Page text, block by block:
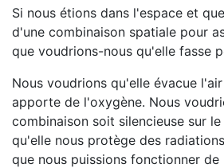
Si nous étions dans l'espace et
d'une combinaison spatiale pour
que voudrions-nous qu'elle fasse
Nous voudrions qu'elle évacue
apporte de l'oxygène. Nous
combinaison soit silencieuse sur
qu'elle nous protège des
que nous puissions fonctionner de